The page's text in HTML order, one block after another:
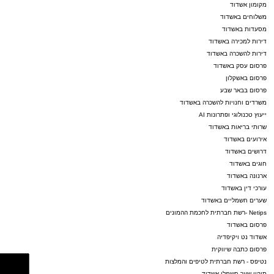
מקומון אשדוד
משלוחים באשדוד
מסעדות באשדוד
דירות למכירה באשדוד
דירות להשכרה באשדוד
פרסום עסק באשדוד
פרסום באשקלון
פרסום בבאר שבע
משרדים וחנויות להשכרה באשדוד
ייעוץ טכנולוגי ופתרונות AI
שרותי בריאות באשדוד
אירועים באשדוד
דרושים באשדוד
חוגים באשדוד
ארנונה באשדוד
עורכי דין באשדוד
שערים חשמליים באשדוד
Netips -רשת חברתית לחכמת ההמונים
פרסום באשדוד
אשדוד נט ויקיפדיה
פרסום כתבה שיווקית
נטיפס - רשת חברתית לטיפים והמלצות